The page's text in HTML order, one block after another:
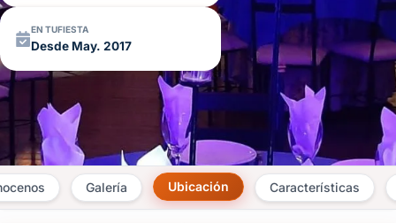
EN TUFIESTA
Desde May. 2017
Galería Ubicación Características